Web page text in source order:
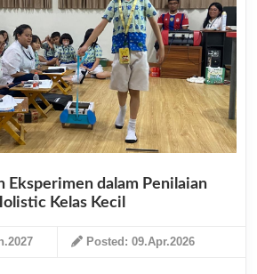
Eksperimen dalam Penilaian
Kelas Kecil
Posted: 09.Apr.2026